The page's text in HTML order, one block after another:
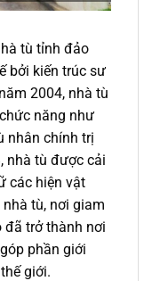
tù tỉnh đảo
bởi kiến trúc sư
2004, nhà tù
năng như
nhân chính trị
nhà tù được cải
các hiện vật
tù, nơi giam
đã trở thành nơi
phần giới
giới.